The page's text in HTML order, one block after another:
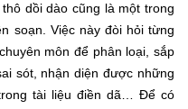
dồi dào cũng là một trong
soạn. Việc này đòi hỏi từng
môn để phân loại, sắp
sót, nhận diện được những
tài liệu điền dã… Để có